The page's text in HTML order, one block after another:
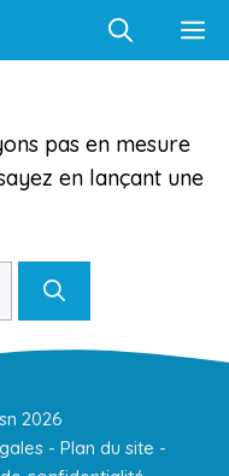
pas en mesure
en lançant une
2026
- Plan du site -